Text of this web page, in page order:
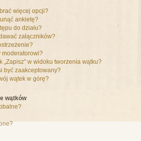
więcej opcji?
ankietę?
do działu?
załączników?
moderatorowi?
„Zapisz” w widoku tworzenia wątku?
być zaakceptowany?
wątek w górę?
wątków